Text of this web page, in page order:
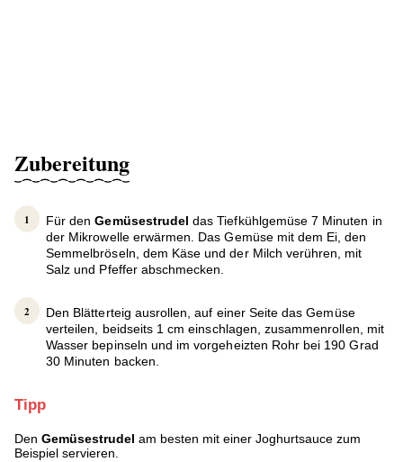
Zubereitung
Für denGemüsestrudel das Tiefkühlgemüse 7 Minuten in
der Mikrowelle erwärmen. Das Gemüse mit dem Ei, den
Semmelbröseln, dem Käse und der Milch verühren, mit
Salz und Pfeffer abschmecken.
Den Blätterteig ausrollen, auf einer Seite das Gemüse
verteilen, beidseits 1 cm einschlagen, zusammenrollen, mit
Wasser bepinseln und im vorgeheizten Rohr bei 190 Grad
30 Minuten backen.
Tipp
Den Gemüsestrudel am besten mit einer Joghurtsauce zum
Beispiel servieren.